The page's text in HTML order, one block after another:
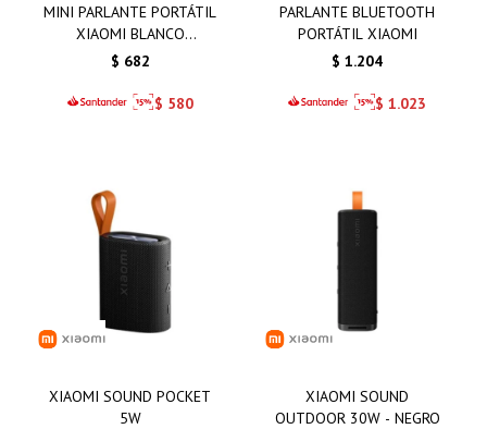
MINI PARLANTE PORTÁTIL
XIAOMI BLANCO
SPEAKER2 COMPACTO
$ 682
$ 580
PARLANTE BLUETOOTH
PORTÁTIL XIAOMI
$ 1.204
$ 1.023
XIAOMI SOUND POCKET
5W
XIAOMI SOUND
OUTDOOR 30W - NEGRO